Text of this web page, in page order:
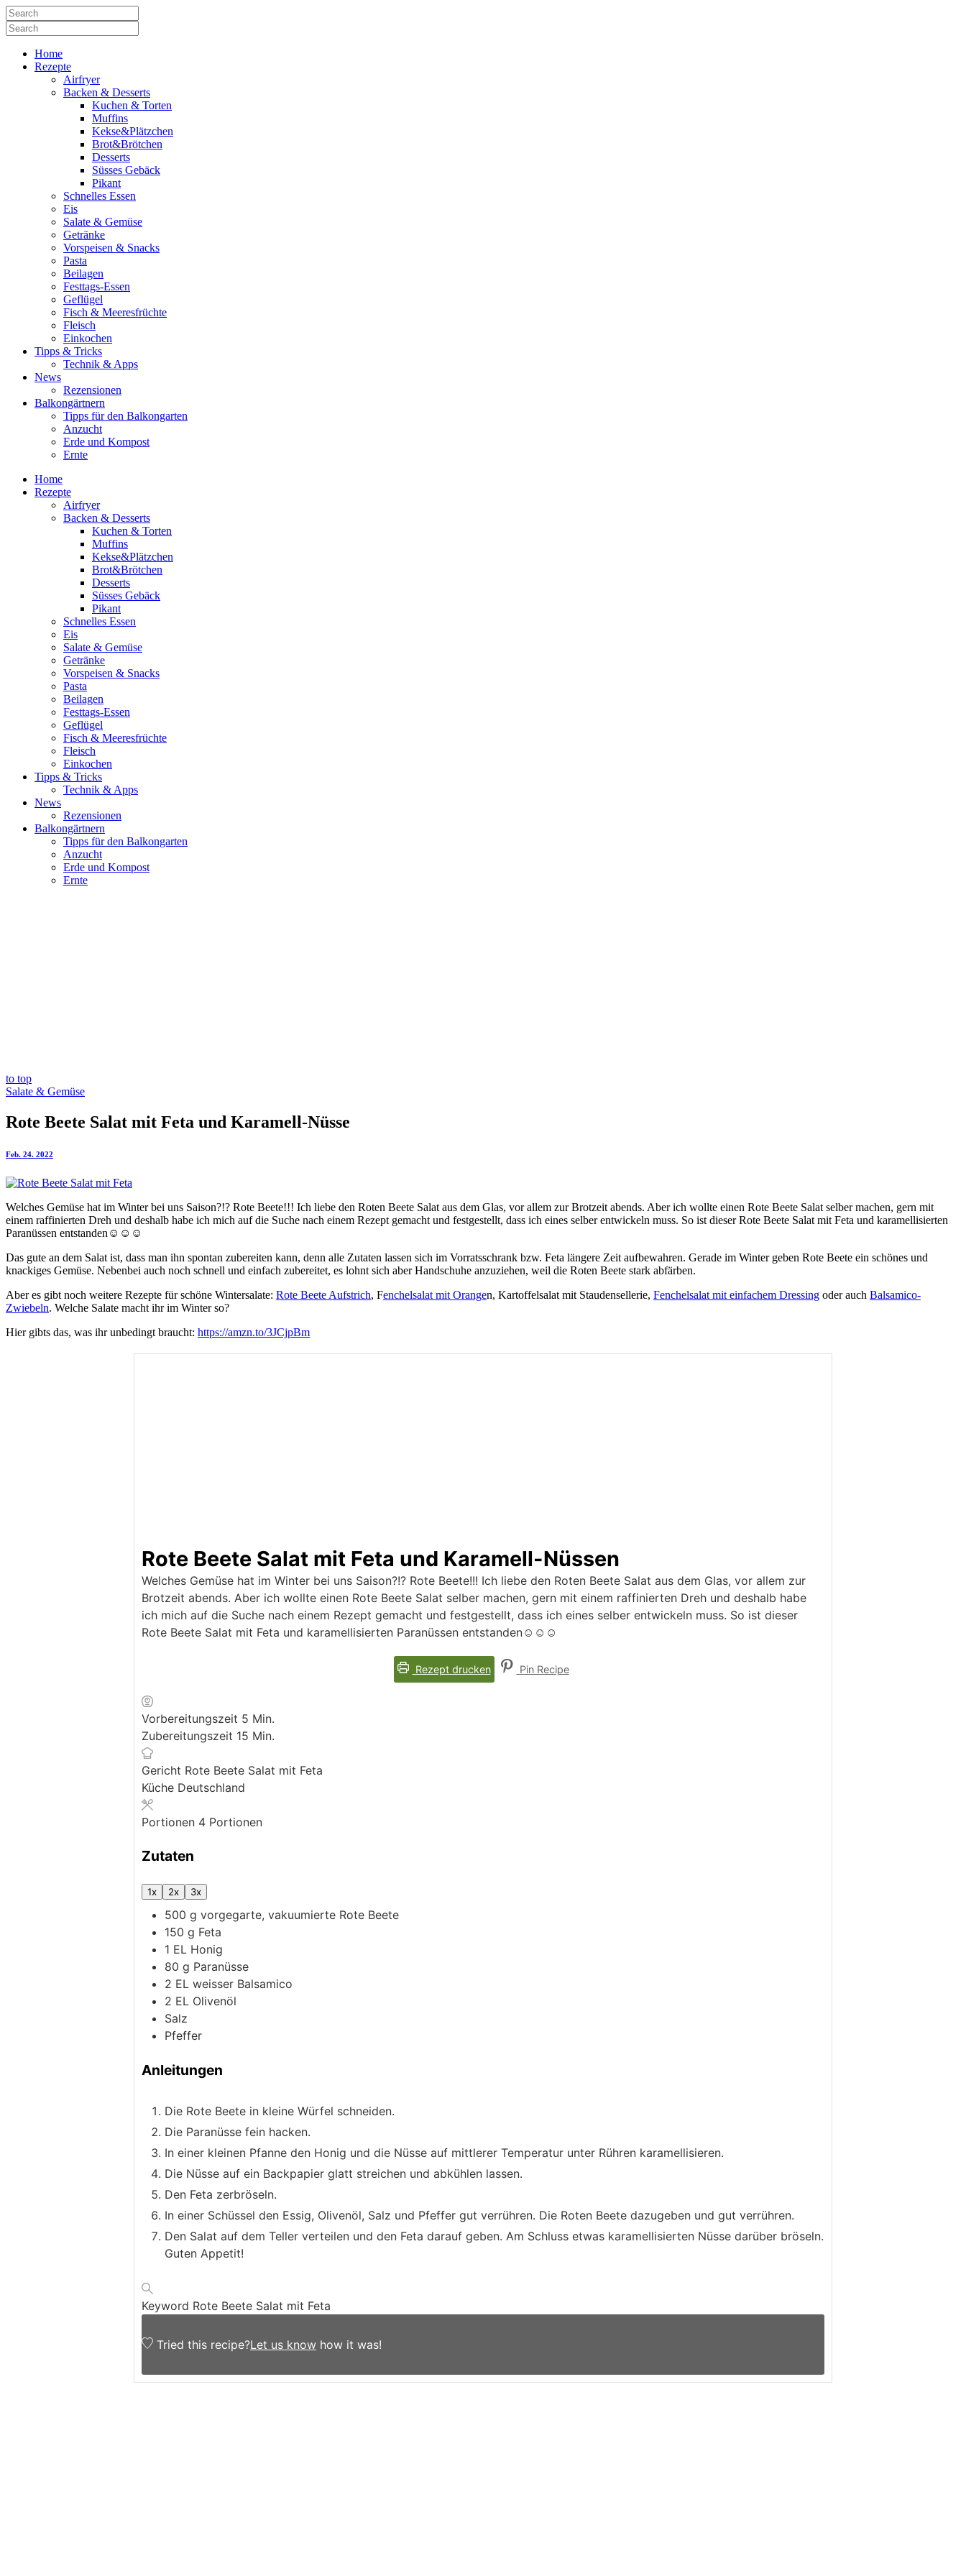
Home
Rezepte
Airfryer
Backen & Desserts
Kuchen & Torten
Muffins
Kekse&Plätzchen
Brot&Brötchen
Desserts
Süsses Gebäck
Pikant
Schnelles Essen
Eis
Salate & Gemüse
Getränke
Vorspeisen & Snacks
Pasta
Beilagen
Festtags-Essen
Geflügel
Fisch & Meeresfrüchte
Fleisch
Einkochen
Tipps & Tricks
Technik & Apps
News
Rezensionen
Balkongärtnern
Tipps für den Balkongarten
Anzucht
Erde und Kompost
Ernte
Home
Rezepte
Airfryer
Backen & Desserts
Kuchen & Torten
Muffins
Kekse&Plätzchen
Brot&Brötchen
Desserts
Süsses Gebäck
Pikant
Schnelles Essen
Eis
Salate & Gemüse
Getränke
Vorspeisen & Snacks
Pasta
Beilagen
Festtags-Essen
Geflügel
Fisch & Meeresfrüchte
Fleisch
Einkochen
Tipps & Tricks
Technik & Apps
News
Rezensionen
Balkongärtnern
Tipps für den Balkongarten
Anzucht
Erde und Kompost
Ernte
to top
Salate & Gemüse
Rote Beete Salat mit Feta und Karamell-Nüsse
Feb. 24. 2022
Welches Gemüse hat im Winter bei uns Saison?!? Rote Beete!!! Ich liebe den Roten Beete Salat aus dem Glas, vor allem zur Brotzeit abends. Aber ich wollte einen Rote Beete Salat selber machen, gern mit
einem raffinierten Dreh und deshalb habe ich mich auf die Suche nach einem Rezept gemacht und festgestellt, dass ich eines selber entwickeln muss. So ist dieser Rote Beete Salat mit Feta und karamellisierten
Paranüssen entstanden☺️☺️☺️
Das gute an dem Salat ist, dass man ihn spontan zubereiten kann, denn alle Zutaten lassen sich im Vorratsschrank bzw. Feta längere Zeit aufbewahren. Gerade im Winter geben Rote Beete ein schönes und
knackiges Gemüse. Nebenbei auch noch schnell und einfach zubereitet, es lohnt sich aber Handschuhe anzuziehen, weil die Roten Beete stark abfärben.
Aber es gibt noch weitere Rezepte für schöne Wintersalate: Rote Beete Aufstrich, Fenchelsalat mit Orangen, Kartoffelsalat mit Staudensellerie, Fenchelsalat mit einfachem Dressing oder auch Balsamico-
Zwiebeln. Welche Salate macht ihr im Winter so?
Hier gibts das, was ihr unbedingt braucht: https://amzn.to/3JCjpBm
Rote Beete Salat mit Feta und Karamell-Nüssen
Welches Gemüse hat im Winter bei uns Saison?!? Rote Beete!!! Ich liebe den Roten Beete Salat aus dem Glas, vor allem zur
Brotzeit abends. Aber ich wollte einen Rote Beete Salat selber machen, gern mit einem raffinierten Dreh und deshalb habe
ich mich auf die Suche nach einem Rezept gemacht und festgestellt, dass ich eines selber entwickeln muss. So ist dieser
Rote Beete Salat mit Feta und karamellisierten Paranüssen entstanden☺️☺️☺️
Rezept drucken Pin Recipe
Vorbereitungszeit 5 Minuten
Min.
Zubereitungszeit 15 Minuten
Min.
Gericht Rote Beete Salat mit Feta
Küche Deutschland
Portionen 4 Portionen
Zutaten
1x 2x 3x
500 g vorgegarte, vakuumierte Rote Beete
150 g Feta
1 EL Honig
80 g Paranüsse
2 EL weisser Balsamico
2 EL Olivenöl
Salz
Pfeffer
Anleitungen
Die Rote Beete in kleine Würfel schneiden.
Die Paranüsse fein hacken.
In einer kleinen Pfanne den Honig und die Nüsse auf mittlerer Temperatur unter Rühren karamellisieren.
Die Nüsse auf ein Backpapier glatt streichen und abkühlen lassen.
Den Feta zerbröseln.
In einer Schüssel den Essig, Olivenöl, Salz und Pfeffer gut verrühren. Die Roten Beete dazugeben und gut verrühren.
Den Salat auf dem Teller verteilen und den Feta darauf geben. Am Schluss etwas karamellisierten Nüsse darüber bröseln.
Guten Appetit!
Keyword Rote Beete Salat mit Feta
Tried this recipe?Let us know how it was!